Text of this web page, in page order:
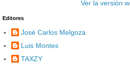
Ver la versión
Editores
José Carlos Melgoza
Luis Montes
TAXZY